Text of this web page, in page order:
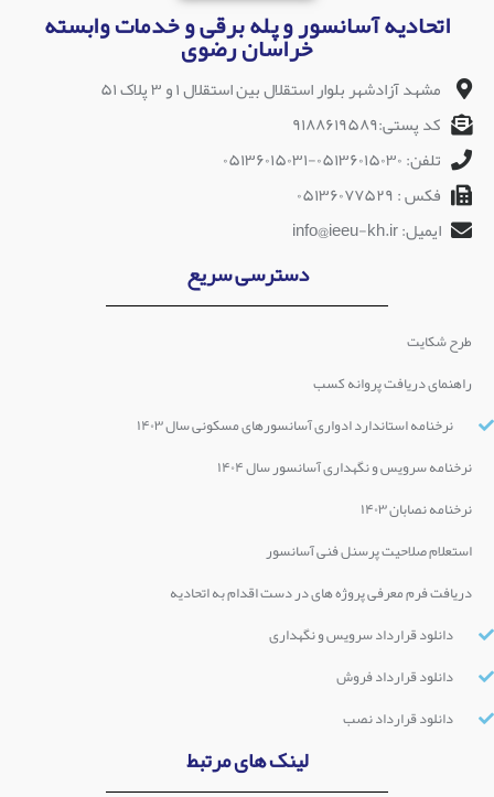
اتحادیه آسانسور و پله برقی و خدمات وابسته
خراسان رضوی
مشهد آزادشهر بلوار استقلال بین استقلال ۱ و ۳ پلاک ۵۱
کد پستی:۹۱۸۸۶۱۹۵۸۹
تلفن: ۰۵۱۳۶۰۱۵۰۳۰-۰۵۱۳۶۰۱۵۰۳۱
فکس : ۰۵۱۳۶۰۷۷۵۲۹
ایمیل: info@ieeu-kh.ir
دسترسی سریع
طرح شکایت
راهنمای دریافت پروانه کسب
نرخنامه استاندارد ادواری آسانسورهای مسکونی سال ۱۴۰۳
نرخنامه سرویس و نگهداری آسانسور سال ۱۴۰۴
نرخنامه نصابان ۱۴۰۳
استعلام صلاحیت پرسنل فنی آسانسور
دریافت فرم معرفی پروژه های در دست اقدام به اتحادیه
دانلود قرارداد سرویس و نگهداری
دانلود قرارداد فروش
دانلود قرارداد نصب
لینک های مرتبط